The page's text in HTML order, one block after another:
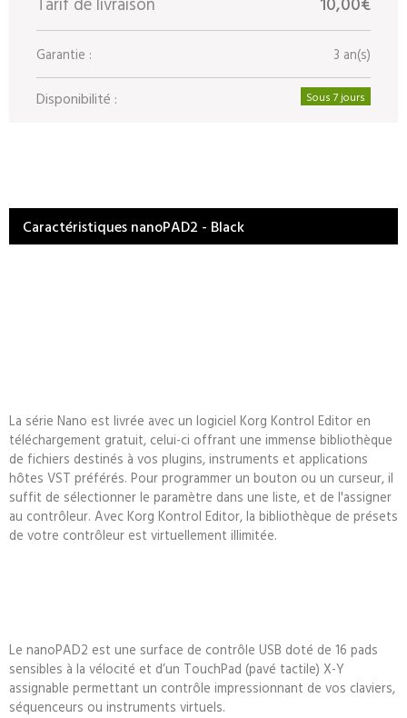
Garantie : 3 an(s)
Disponibilité : Sous 7 jours
Caractéristiques nanoPAD2 - Black
La série Nano est livrée avec un logiciel Korg Kontrol Editor en
téléchargement gratuit, celui-ci offrant une immense bibliothèque
de fichiers destinés à vos plugins, instruments et applications
hôtes VST préférés. Pour programmer un bouton ou un curseur, il
suffit de sélectionner le paramètre dans une liste, et de l'assigner
au contrôleur. Avec Korg Kontrol Editor, la bibliothèque de présets
de votre contrôleur est virtuellement illimitée.
Le nanoPAD2 est une surface de contrôle USB doté de 16 pads
sensibles à la vélocité et d’un TouchPad (pavé tactile) X-Y
assignable permettant un contrôle impressionnant de vos claviers,
séquenceurs ou instruments virtuels.